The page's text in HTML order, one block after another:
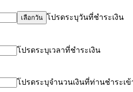
โปรดระบุวันที่ชำระเงิน
โปรดระบุเวลาที่ชำระเงิน
โปรดระบุจำนวนเงินที่ท่านชำระเ